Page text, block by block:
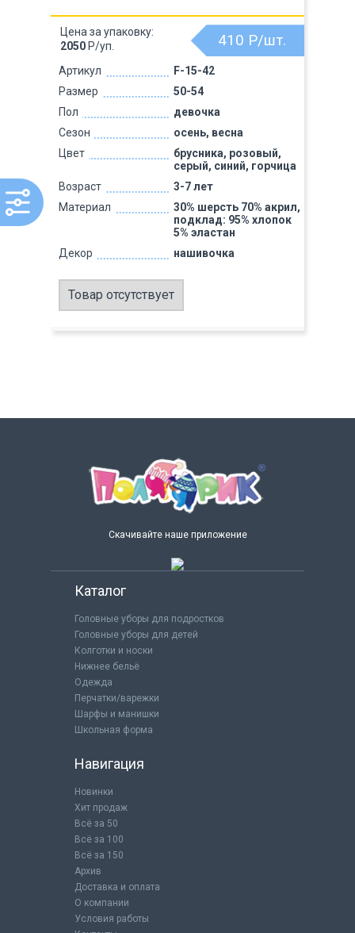
Артикул
F-15-42
Размер
50-54
Пол
девочка
Сезон
осень, весна
Цвет
брусника, розовый,
серый, синий, горчица
Возраст
3-7 лет
Материал
30% шерсть 70% акрил,
подклад: 95% хлопок
5% эластан
Декор
нашивочка
410 Р/шт.
Цена за упаковку:
2050 Р/уп.
Товар отсутствует
Скачивайте наше приложение
Каталог
Головные уборы для подростков
Головные уборы для детей
Колготки и носки
Нижнее бельё
Одежда
Перчатки/варежки
Шарфы и манишки
Школьная форма
Навигация
Новинки
Хит продаж
Всё за 50
Всё за 100
Всё за 150
Архив
Доставка и оплата
О компании
Условия работы